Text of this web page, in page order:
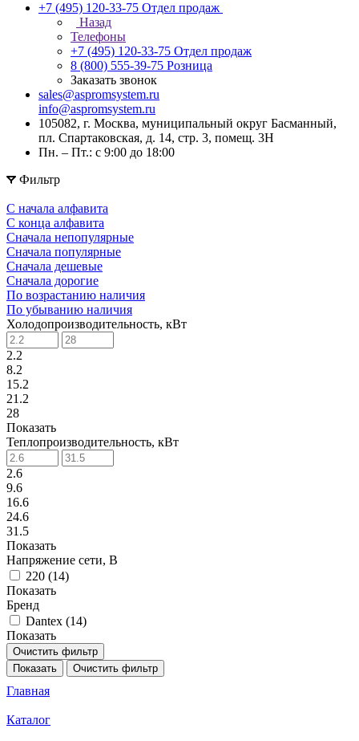
+7 (495) 120-33-75 Отдел продаж
Назад
Телефоны
+7 (495) 120-33-75 Отдел продаж
8 (800) 555-39-75 Розница
Заказать звонок
sales@aspromsystem.ru
info@aspromsystem.ru
105082, г. Москва, муниципальный округ Басманный,
пл. Спартаковская, д. 14, стр. 3, помещ. 3Н
Пн. – Пт.: с 9:00 до 18:00
Фильтр
С начала алфавита
С конца алфавита
Сначала непопулярные
Сначала популярные
Сначала дешевые
Сначала дорогие
По возрастанию наличия
По убыванию наличия
Холодопроизводительность, кВт
2.2
8.2
15.2
21.2
28
Показать
Теплопроизводительность, кВт
2.6
9.6
16.6
24.6
31.5
Показать
Напряжение сети, В
220 (14)
Показать
Бренд
Dantex (14)
Показать
Очистить фильтр
Показать
Очистить фильтр
Главная
Каталог